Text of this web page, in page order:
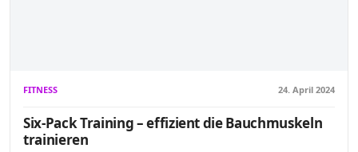
FITNESS 24. April 2024
Six-Pack Training – effizient die Bauchmuskeln
trainieren